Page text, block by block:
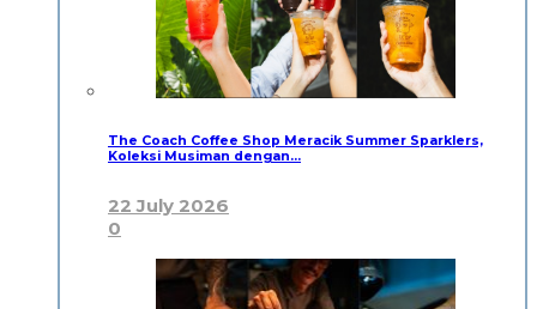
The Coach Coffee Shop Meracik Summer Sparklers,
Koleksi Musiman dengan…
22 July 2026
0